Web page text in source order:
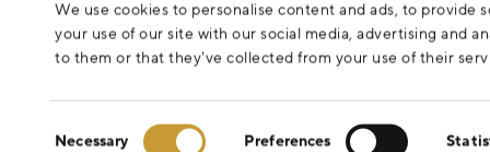
We use cookies to personalise content and ads, to provide
your use of our site with our social media, advertising and
to them or that they’ve collected from your use of their
Necessary Preferences